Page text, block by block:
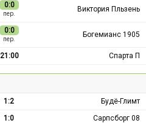
0:0
пер.
Виктория Пльзень
0:0
пер.
Богемианс 1905
21:00 Спарта П
1:2
Будё-Глимт
1:0 Сарпсборг 08